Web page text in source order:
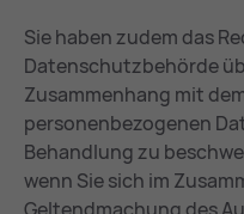
Sie haben zudem das
Datenschutzbehörde
Zusammenhang mit
personenbezogenen
Behandlung zu
wenn Sie sich im